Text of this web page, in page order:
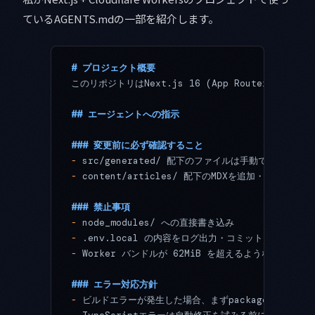
ているAGENTS.mdの一部を紹介します。
# プロジェクト概要
このリポジトリはNext.js 16 (App Router) +
## エージェントへの指示
### 変更前に必ず確認すること
- src/generated/ 配下のファイルは手動で編集しな
- content/articles/ 配下のMDXを追加・変更した
### 禁止事項
- node_modules/ への直接書き込み
-
.env.local の内容をログ出力・コミットしない
- Worker バンドルが 62MiB を超えるような変更を行
### エラー対応方針
-
ビルドエラーが発生した場合、まずpackage.json